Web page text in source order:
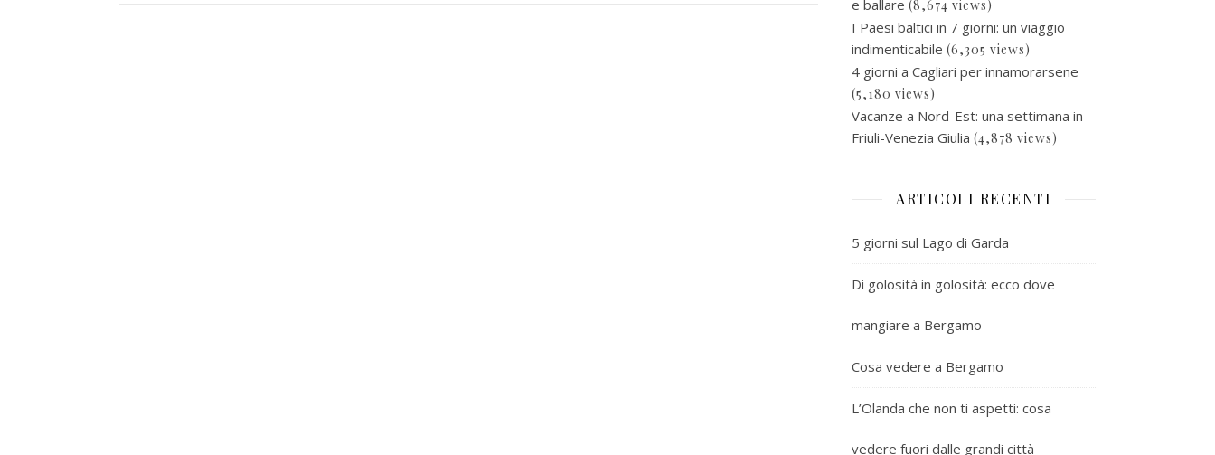
e ballare (8,674 views)
I Paesi baltici in 7 giorni: un viaggio
indimenticabile (6,305 views)
4 giorni a Cagliari per innamorarsene
(5,180 views)
Vacanze a Nord-Est: una settimana in
Friuli-Venezia Giulia (4,878 views)
ARTICOLI RECENTI
5 giorni sul Lago di Garda
Di golosità in golosità: ecco dove
mangiare a Bergamo
Cosa vedere a Bergamo
L’Olanda che non ti aspetti: cosa
vedere fuori dalle grandi città